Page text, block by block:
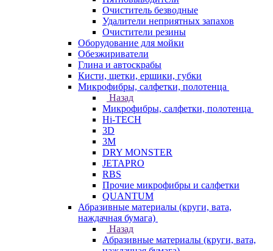
Очиститель безводные
Удалители неприятных запахов
Очистители резины
Оборудование для мойки
Обезжириватели
Глина и автоскрабы
Кисти, щетки, ершики, губки
Микрофибры, салфетки, полотенца
Назад
Микрофибры, салфетки, полотенца
Hi-TECH
3D
3М
DRY MONSTER
JETAPRO
RBS
Прочие микрофибры и салфетки
QUANTUM
Абразивные материалы (круги, вата,
наждачная бумага)
Назад
Абразивные материалы (круги, вата,